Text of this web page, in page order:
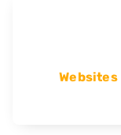
Websites